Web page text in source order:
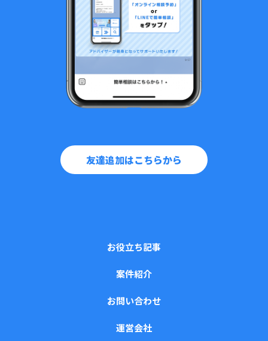
友達追加はこちらから
お役立ち記事
案件紹介
お問い合わせ
運営会社